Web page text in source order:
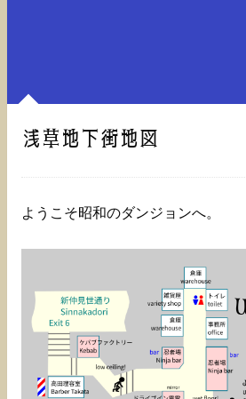
浅草地下街地図
ようこそ昭和のダンジョンへ。